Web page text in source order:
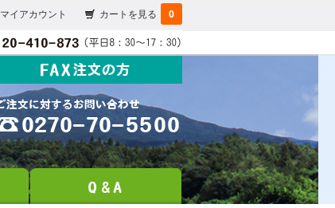
マイアカウント カートを見る 0